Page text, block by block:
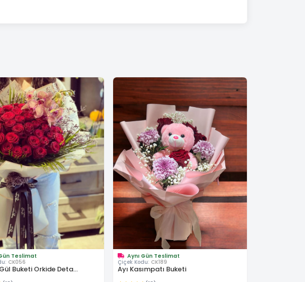
Teslimat
CK056
Gül Buketi Orkide Deta...
Aynı Gün Teslimat
Çiçek Kodu: CK189
Ayı Kasımpatı Buketi